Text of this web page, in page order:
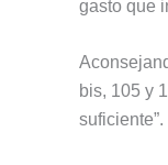
gasto que
bis, 105 y
suficiente”.